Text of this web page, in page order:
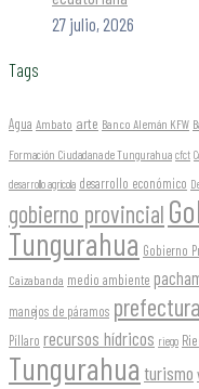
27 julio, 2026
Tags
Agua Ambato arte Banco Alemán KFW
Formación Ciudadana de Tungurahua cfct
desarrollo agrícola desarrollo económico
gobierno provincial
Tungurahua Gobierno
Caizabanda medio ambiente
manejos de páramos prefectura
Píllaro recursos hídricos riego
Tungurahua turismo